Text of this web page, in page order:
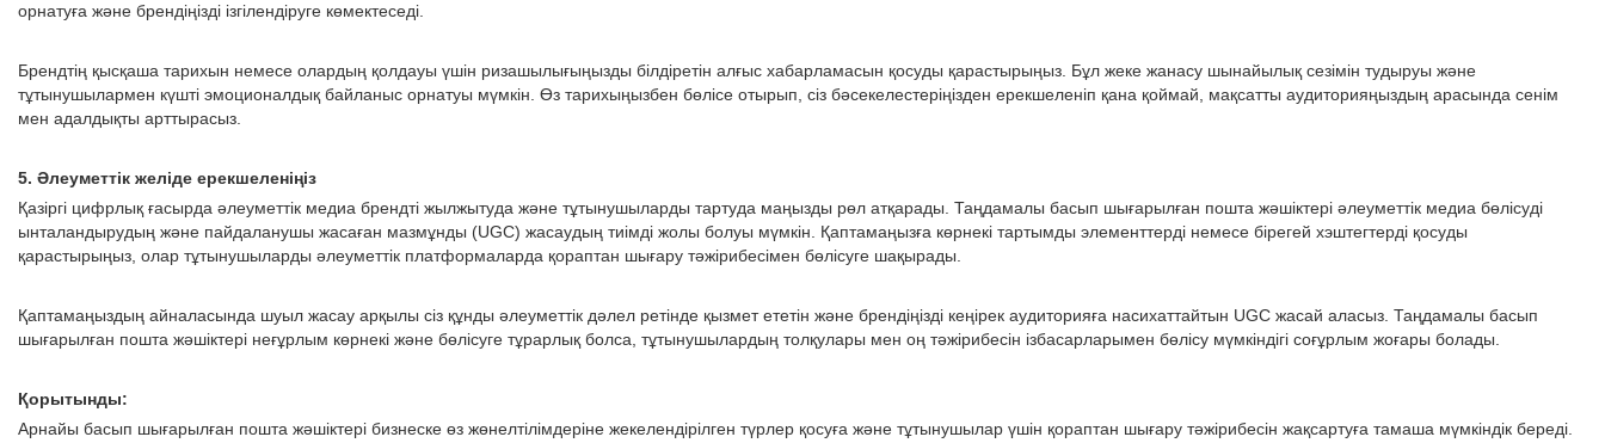
орнатуға және брендіңізді ізгілендіруге көмектеседі.
Брендтің қысқаша тарихын немесе олардың қолдауы үшін ризашылығыңызды білдіретін алғыс хабарламасын қосуды қарастырыңыз. Бұл жеке жанасу шынайылық сезімін тудыруы және
тұтынушылармен күшті эмоционалдық байланыс орнатуы мүмкін. Өз тарихыңызбен бөлісе отырып, сіз бәсекелестеріңізден ерекшеленіп қана қоймай, мақсатты аудиторияңыздың арасында сенім
мен адалдықты арттырасыз.
5. Әлеуметтік желіде ерекшеленіңіз
Қазіргі цифрлық ғасырда әлеуметтік медиа брендті жылжытуда және тұтынушыларды тартуда маңызды рөл атқарады. Таңдамалы басып шығарылған пошта жәшіктері әлеуметтік медиа бөлісуді
ынталандырудың және пайдаланушы жасаған мазмұнды (UGC) жасаудың тиімді жолы болуы мүмкін. Қаптамаңызға көрнекі тартымды элементтерді немесе бірегей хэштегтерді қосуды
қарастырыңыз, олар тұтынушыларды әлеуметтік платформаларда қораптан шығару тәжірибесімен бөлісуге шақырады.
Қаптамаңыздың айналасында шуыл жасау арқылы сіз құнды әлеуметтік дәлел ретінде қызмет ететін және брендіңізді кеңірек аудиторияға насихаттайтын UGC жасай аласыз. Таңдамалы басып
шығарылған пошта жәшіктері неғұрлым көрнекі және бөлісуге тұрарлық болса, тұтынушылардың толқулары мен оң тәжірибесін ізбасарларымен бөлісу мүмкіндігі соғұрлым жоғары болады.
Қорытынды:
Арнайы басып шығарылған пошта жәшіктері бизнеске өз жөнелтілімдеріне жекелендірілген түрлер қосуға және тұтынушылар үшін қораптан шығару тәжірибесін жақсартуға тамаша мүмкіндік береді.